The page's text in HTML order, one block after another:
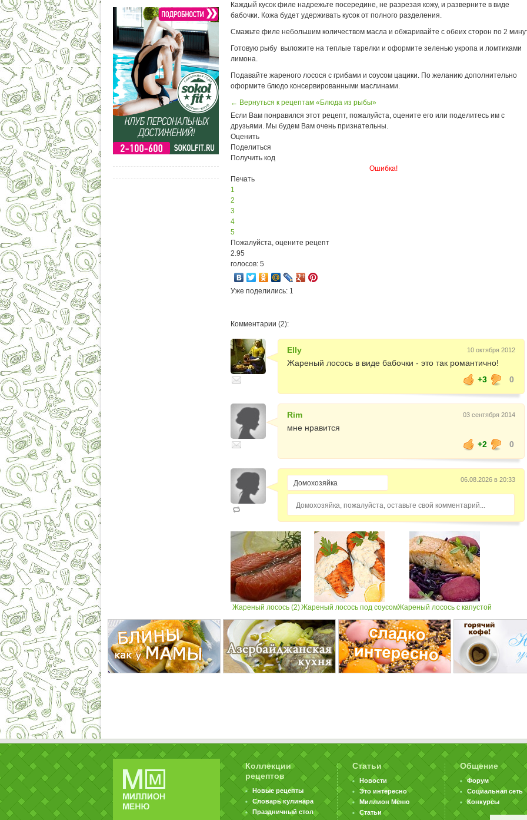
Каждый кусок филе надрежьте посередине, не разрезая кожу, и разверните в виде
бабочки. Кожа будет удерживать кусок от полного разделения.
Смажьте филе небольшим количеством масла и обжаривайте с обеих сторон по 2
Готовую рыбу выложите на теплые тарелки и оформите зеленью укропа и ломтиками
лимона.
Подавайте жареного лосося с грибами и соусом цацики. По желанию дополнительно
оформите блюдо консервированными маслинами.
← Вернуться к рецептам «Блюда из рыбы»
Если Вам понравился этот рецепт, пожалуйста, оцените его или поделитесь им с
друзьями. Мы будем Вам очень признательны.
Оценить
Поделиться
Получить код
Ошибка!
Печать
1
2
3
4
5
Пожалуйста, оцените рецепт
2.95
голосов: 5
Уже поделились: 1
Комментарии (2):
Elly 10 октября 2012
Жареный лосось в виде бабочки - это так романтично!
+3
0
Rim 03 сентября 2014
мне нравится
+2
0
06.08.2026 в 20:33
Домохозяйка, пожалуйста, оставьте свой комментарий...
Жареный лосось (2)Жареный лосось под соусомЖареный лосось с капустой
Коллекции
рецептов
Новые рецепты
Словарь кулинара
Праздничный стол
Статьи
Новости
Это интересно
Миллион Меню
Статьи
Общение
Форум
Социальная сеть
Конкурсы